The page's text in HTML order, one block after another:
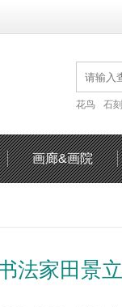
花鸟 石刻
画廊&画院
法家田景立